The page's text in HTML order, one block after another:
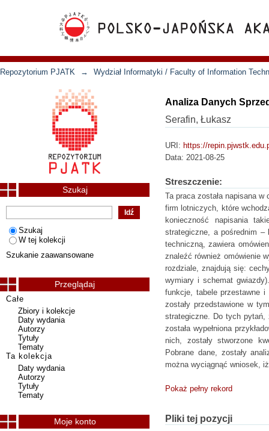
Repozytorium PJATK → Wydział Informatyki / Faculty of Information
Analiza Danych
Serafin, Łukasz
URI: https://
Data: 2021-08-25
Streszczenie:
Ta praca została napisana
firm lotniczych, które
konieczność napisania
strategiczne, a pośrednim
techniczną, zawiera
znaleźć również omówienie
rozdziale, znajdują się:
wymiary i schemat
funkcje, tabele przestawne
zostały przedstawione w
strategiczne. Do tych pytań,
została wypełniona
nich, zostały stworzone
Pobrane dane, zostały
można wyciągnąć wniosek,
Pokaż pełny rekord
Pliki tej pozycji
Szukaj
Szukaj
W tej kolekcji
Szukanie zaawansowane
Przeglądaj
Całe
Zbiory i kolekcje
Daty wydania
Autorzy
Tytuły
Tematy
Ta kolekcja
Daty wydania
Autorzy
Tytuły
Tematy
Moje konto